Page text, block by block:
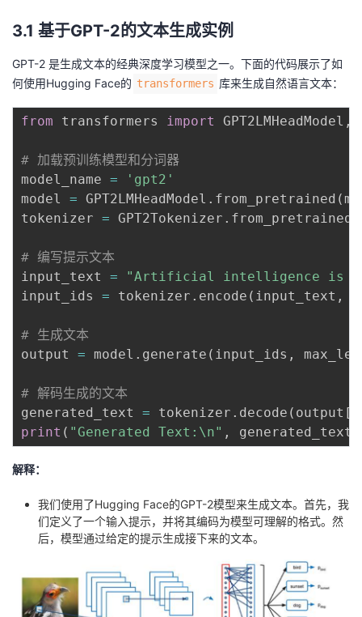
3.1 基于GPT-2的文本生成实例
GPT-2 是生成文本的经典深度学习模型之一。下面的代码展示了如
何使用Hugging Face的 transformers 库来生成自然语言文本：
from transformers import GPT2LMHeadModel ,
# 加载预训练模型和分词器
model_name =
'gpt2'
model = GPT2LMHeadModel . from_pretrained (
tokenizer = GPT2Tokenizer . from_pretrained
# 编写提示文本
input_text =
"Artificial intelligence is
input_ids = tokenizer . encode ( input_text ,
# 生成文本
output = model . generate ( input_ids ,
# 解码生成的文本
generated_text = tokenizer . decode ( output [
print ( "Generated Text:\n" , generated_text
解释：
我们使用了Hugging Face的GPT-2模型来生成文本。首先，我
们定义了一个输入提示，并将其编码为模型可理解的格式。然
后，模型通过给定的提示生成接下来的文本。